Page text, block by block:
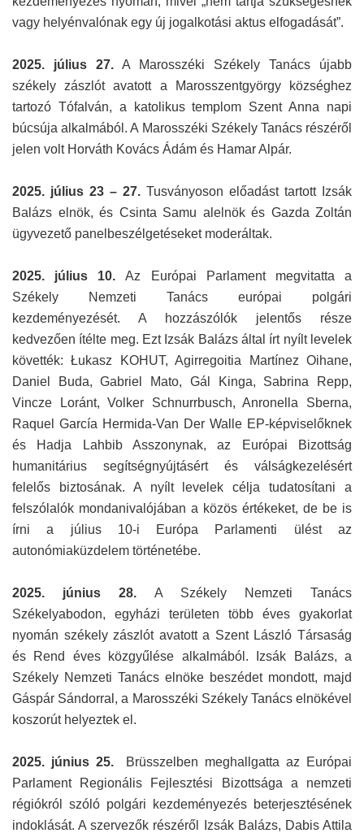
vagy helyénvalónak egy új jogalkotási aktus elfogadását”.
2025. július 27.A Marosszéki Székely Tanács újabb
székely zászlót avatott a Marosszentgyörgy községhez
tartozó Tófalván, a katolikus templom Szent Anna napi
búcsúja alkalmából. A Marosszéki Székely Tanács részéről
jelen volt Horváth Kovács Ádám és Hamar Alpár.
2025. július 23 – 27. Tusványoson előadást tartott Izsák
Balázs elnök, és Csinta Samu alelnök és Gazda Zoltán
ügyvezető panelbeszélgetéseket moderáltak.
2025. július 10.Az Európai Parlament megvitatta a
Székely Nemzeti Tanács európai polgári
kezdeményezését. A hozzászólók jelentős része
kedvezően ítélte meg. Ezt Izsák Balázs által írt nyílt levelek
követték: Łukasz KOHUT, Agirregoitia Martínez Oihane,
Daniel Buda, Gabriel Mato, Gál Kinga, Sabrina Repp,
Vincze Loránt, Volker Schnurrbusch, Anronella Sberna,
Raquel García Hermida-Van Der Walle EP-képviselőknek
és Hadja Lahbib Asszonynak, az Európai Bizottság
humanitárius segítségnyújtásért és válságkezelésért
felelős biztosának. A nyílt levelek célja tudatosítani a
felszólalók mondanivalójában a közös értékeket, de be is
írni a július 10-i Európa Parlamenti ülést az
autonómiaküzdelem történetébe.
2025. június 28. A Székely Nemzeti Tanács
Székelyabodon, egyházi területen több éves gyakorlat
nyomán székely zászlót avatott a Szent László Társaság
és Rend éves közgyűlése alkalmából. Izsák Balázs, a
Székely Nemzeti Tanács elnöke beszédet mondott, majd
Gáspár Sándorral, a Marosszéki Székely Tanács elnökével
koszorút helyeztek el.
2025. június 25. Brüsszelben meghallgatta az Európai
Parlament Regionális Fejlesztési Bizottsága a nemzeti
régiókról szóló polgári kezdeményezés beterjesztésének
indoklását. A szervezők részéről Izsák Balázs, Dabis Attila